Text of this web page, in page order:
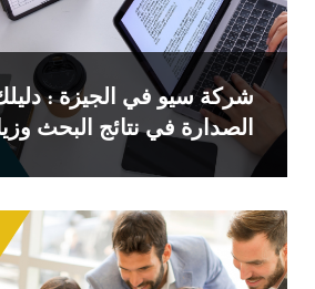
شركة سيو في الجيزة :
الصدارة في نتائج البحث